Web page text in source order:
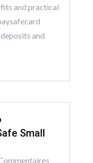
and practical
and
Small